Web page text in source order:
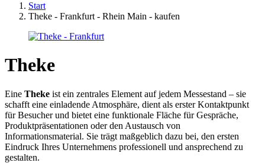
Start
Theke - Frankfurt - Rhein Main - kaufen
Theke
Eine Theke ist ein zentrales Element auf jedem Messestand – sie
schafft eine einladende Atmosphäre, dient als erster Kontaktpunkt
für Besucher und bietet eine funktionale Fläche für Gespräche,
Produktpräsentationen oder den Austausch von
Informationsmaterial. Sie trägt maßgeblich dazu bei, den ersten
Eindruck Ihres Unternehmens professionell und ansprechend zu
gestalten.